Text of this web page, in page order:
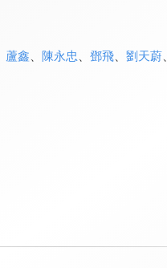
蘆鑫 陳永忠 鄧飛、 劉天蔚、